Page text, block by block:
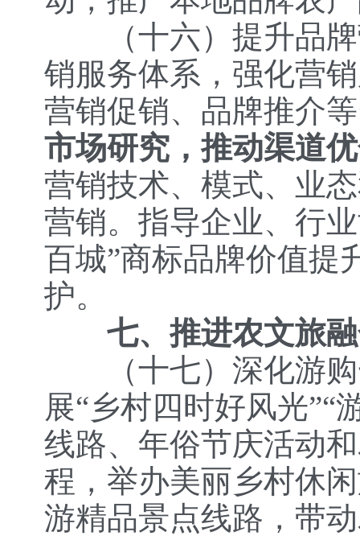
（十六）提升品
销服务体系，强化营
营销促销、品牌推介
市场研究，推动渠道
营销技术、模式、业
营销。指导企业、行
百城”商标品牌价值提
护。
七、推进农文旅
（十七） 深化游
展“乡村四时好风光”“
线路、年俗节庆活动
程，举办美丽乡村休
游精品景点线路，带